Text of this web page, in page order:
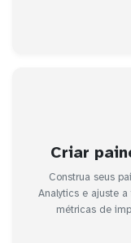
Criar
Construa seus
Analytics e ajuste
métricas de